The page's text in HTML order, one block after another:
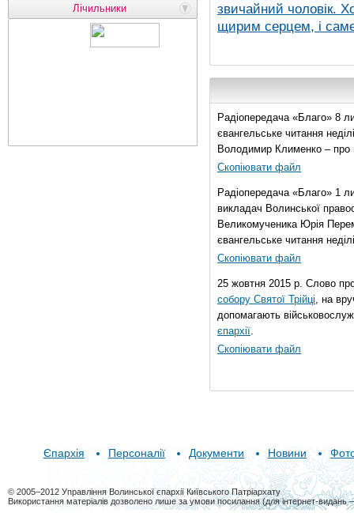
Лічильники
звичайний чоловік.
щирим серцем, і
Радіопередача «Благо» 8
євангельське читання
Володимир Клименко – про
Скопіювати файл
Радіопередача «Благо» 1
викладач Волинської
Великомученика Юрія
євангельське читання
Скопіювати файл
25 жовтня 2015 р. Слово
собору Святої Трійці, на
допомагають
єпархії.
Скопіювати файл
Єпархія Персоналії Документи Новини
© 2005–2012 Управління Волинської єпархії Київського Патріархату
Використання матеріалів дозволено лише за умови посилання (для інтернет-видань